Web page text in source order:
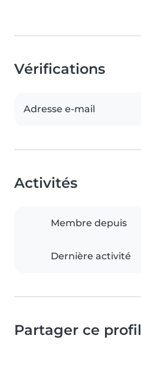
Vérifications
Adresse e-mail
Activités
Membre depuis
Dernière activité
Partager ce profil